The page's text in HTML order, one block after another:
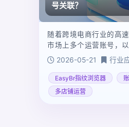
号关联？
随着跨境电商行业的高
市场上多个运营账号，
平台对多账号操作的风
轻则限制部分功能，重
业务运营。
2026-05-21 行业
EasyBr指纹浏览器
多店铺运营